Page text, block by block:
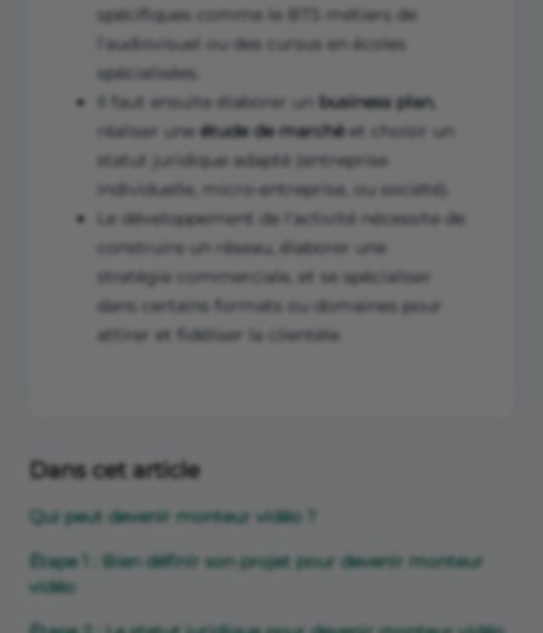
spécifiques comme le BTS métiers de
l'audiovisuel ou des cursus en écoles
spécialisées.
Il faut ensuite élaborer un business plan,
réaliser une étude de marchéet choisir un
statut juridique adapté (entreprise
individuelle, micro-entreprise, ou société).
Le développement de l'activité nécessite de
construire un réseau, élaborer une
stratégie commerciale, et se spécialiser
dans certains formats ou domaines pour
attirer et fidéliser la clientèle.
Dans cet article
Qui peut devenir monteur vidéo ?
Étape 1 : Bien définir son projet pour devenir monteur
vidéo